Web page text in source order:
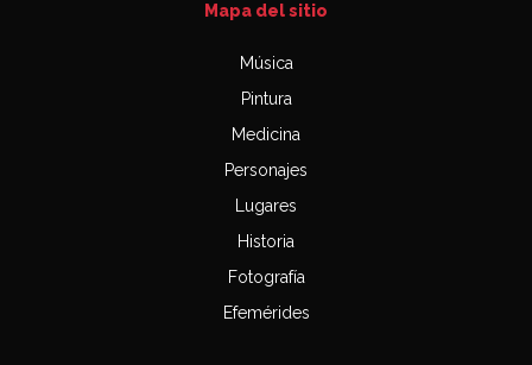
Mapa del sitio
Música
Pintura
Medicina
Personajes
Lugares
Historia
Fotografía
Efemérides